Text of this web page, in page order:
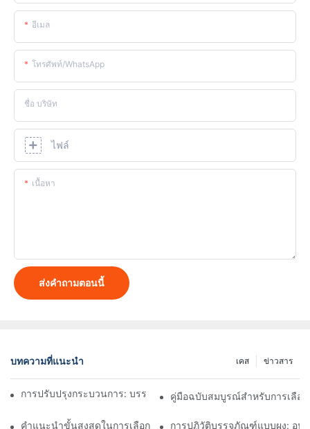
อีเมล
โทรศัพท์/WhatsApp
ชื่อ บริษัท
ไฟล์
เนื้อหา
ส่งคำถามตอนนี้
บทความที่แนะนำ ข่าวสาร
เคส
การปรับปรุงกระบวนการ: บรรลุประสิทธิภาพด้วยเครื่องบรรจุผง
คู่มือฉบับสมบูรณ์สำหรับการเลือ
คำแนะนำขั้นสูงสุดในการเลือกบริษัทอุปกรณ์การบรรจุที่เชื่อถือได้
การปฏิวัติบรรจุภัณฑ์แบบผง: อุ